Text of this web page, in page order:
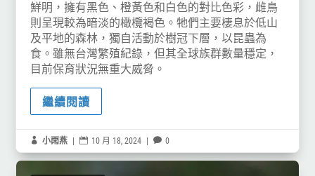
鮮明，擁有黑色、橙黃色和白色的對比色彩，雌鳥
則呈現較為暗淡的橄欖褐色。牠們主要棲息於低山
及平地的森林，獨自活動於樹冠下層，以昆蟲為
食。雖無台灣繁殖紀錄，但其全球族群數量穩定，
目前保育狀況無重大威脅。
繼續閱讀
 小雨燕  10 月 18, 2024  0